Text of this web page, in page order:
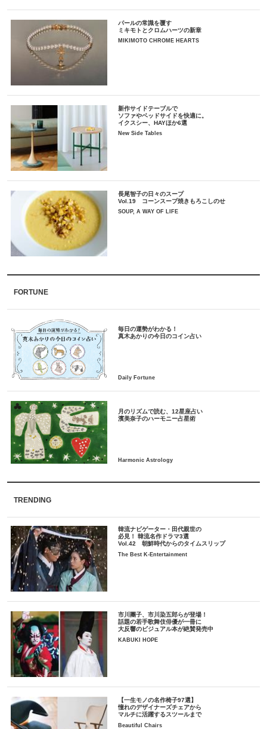
パールの常識を覆す
ミキモトとクロムハーツの新章
MIKIMOTO CHROME HEARTS
新作サイドテーブルで
ソファやベッドサイドを快適に。
イクスシー、HAYほか6選
New Side Tables
長尾智子の日々のスープ
Vol.19 コーンスープ焼きもろこしのせ
SOUP, A WAY OF LIFE
FORTUNE
毎日の運勢がわかる！
月のリズムで読む、12星座占い
TRENDING
韓流ナビゲーター・田代親世の
必見！ 韓流名作ドラマ3選
Vol.42 朝鮮時代からのタイムスリップ
The Best K-Entertainment
市川團子、市川染五郎らが登場！
話題の若手歌舞伎俳優が一冊に
大反響のビジュアル本が絶賛発売中
KABUKI HOPE
【一生モノの名作椅子97選】
憧れのデザイナーズチェアから
マルチに活躍するスツールまで
Beautiful Chairs